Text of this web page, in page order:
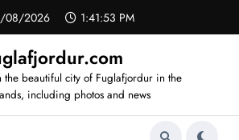
08/2026 1:41:53 PM
the beautiful city of Fuglafjordur in the
including photos and news